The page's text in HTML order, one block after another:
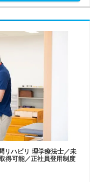
ハビリ 理学療法士／未
得可能／正社員登用制度